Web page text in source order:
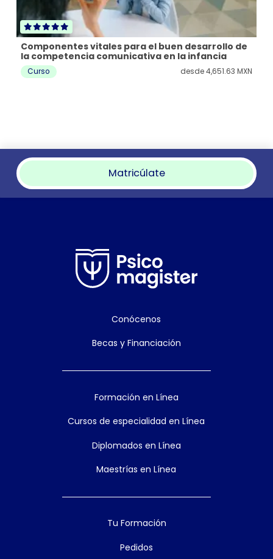
Componentes vitales para el buen desarrollo de
la competencia comunicativa en la infancia
Curso desde4,651.63 MXN
Matricúlate
Conócenos
Becas y Financiación
Formación en Línea
Cursos de especialidad en Línea
Diplomados en Línea
Maestrías en Línea
Tu Formación
Pedidos